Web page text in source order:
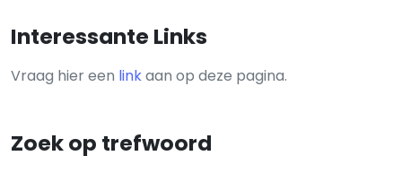
Interessante Links
Vraag hier een linkaan op deze pagina.
Zoek op trefwoord